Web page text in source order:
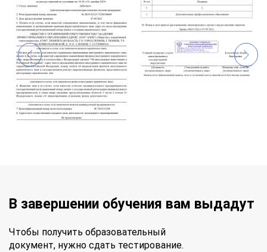
В завершении обучения вам выдадут
Чтобы получить образовательный
документ, нужно сдать тестирование.